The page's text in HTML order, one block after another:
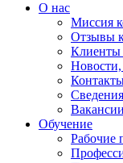
О нас
Миссия
Отзывы
Клиенты
Новости,
Вакансии
Обучение
Рабочие